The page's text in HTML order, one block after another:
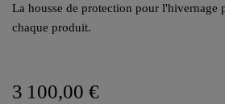
La housse de protection pour l'hivernage
chaque produit.
3 100,00 €